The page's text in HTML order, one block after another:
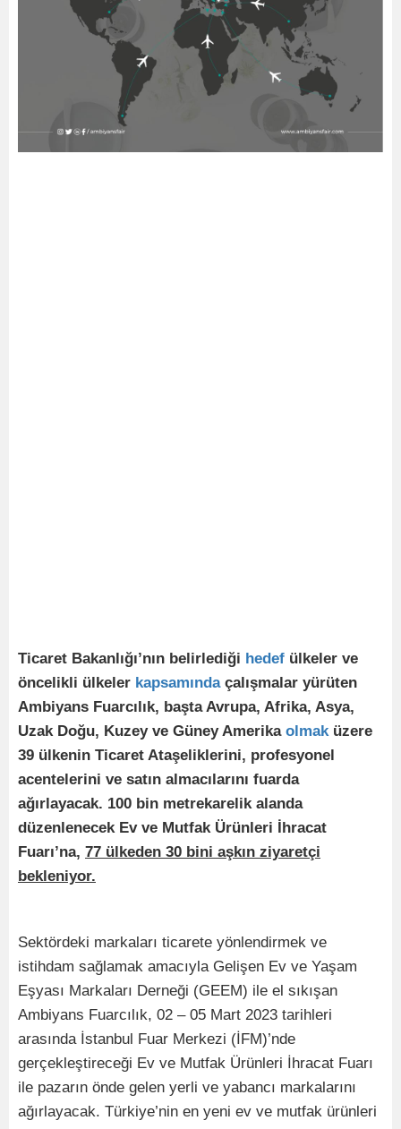
Ticaret Bakanlığı’nın belirlediği hedef ülkeler ve
öncelikli ülkeler kapsamındaçalışmalar yürüten
Ambiyans Fuarcılık, başta Avrupa, Afrika, Asya,
Uzak Doğu, Kuzey ve Güney Amerika olmaküzere
39 ülkenin Ticaret Ataşeliklerini, profesyonel
acentelerini ve satın almacılarını fuarda
ağırlayacak. 100 bin metrekarelik alanda
düzenlenecek Ev ve Mutfak Ürünleri İhracat
Fuarı’na, 77 ülkeden 30 bini aşkın ziyaretçi
bekleniyor.
Sektördeki markaları ticarete yönlendirmek ve
istihdam sağlamak amacıyla Gelişen Ev ve Yaşam
Eşyası Markaları Derneği (GEEM) ile el sıkışan
Ambiyans Fuarcılık, 02 – 05 Mart 2023 tarihleri
arasında İstanbul Fuar Merkezi (İFM)’nde
gerçekleştireceği Ev ve Mutfak Ürünleri İhracat Fuarı
ile pazarın önde gelen yerli ve yabancı markalarını
ağırlayacak. Türkiye’nin en yeni ev ve mutfak ürünleri